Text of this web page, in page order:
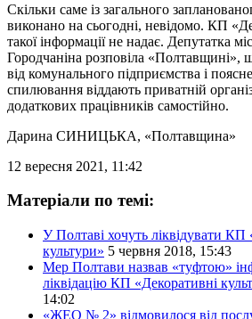
Скільки саме із загального
виконано на сьогодні, невідомо. КП
такої інформації не надає. Депутатка
Городчаніна розповіла «Полтавщині»,
від комунального підприємства і
спилювання віддають приватній
додаткових працівників самостійно.
Дарина СИНИЦЬКА, «Полтавщина»
12 вересня 2021, 11:42
Матеріали по темі:
У Полтаві хочуть ліквідувати КП
культури» 5 червня 2018, 15:43
Мер Полтави назвав «туфтою»
ліквідацію КП «Декоративні
14:02
«ЖЕО № 2» відмовилося від